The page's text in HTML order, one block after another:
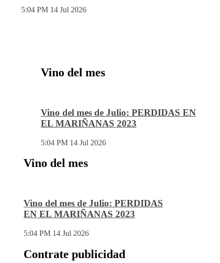
5:04 PM 14 Jul 2026
Vino del mes
Vino del mes de Julio: PERDIDAS EN
EL MARIÑANAS 2023
5:04 PM 14 Jul 2026
Vino del mes
Vino del mes de Julio: PERDIDAS
EN EL MARIÑANAS 2023
5:04 PM 14 Jul 2026
Contrate publicidad